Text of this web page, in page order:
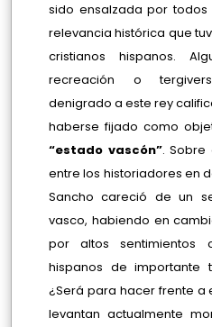
sido ensalzada por
relevancia histórica que
cristianos hispanos.
recreación o
denigrado a este rey
haberse fijado como
“estado vascón”. Sobre
entre los historiadores en
Sancho careció de un
vasco, habiendo en
por altos sentimientos
hispanos de importante
¿Será para hacer frente a
levantan actualmente